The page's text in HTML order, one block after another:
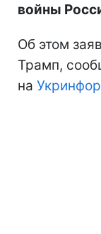
войны
Об этом
Трамп,
на